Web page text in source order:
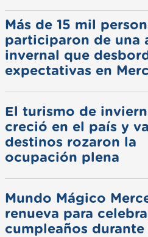
Más de 15 mil
participaron de una
invernal que
expectativas en
El turismo de
creció en el país y
destinos rozaron la
ocupación plena
Mundo Mágico
renueva para
cumpleaños